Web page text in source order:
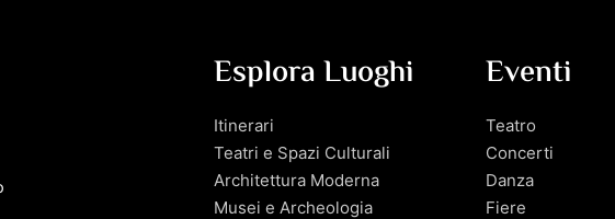
Esplora Luoghi
Itinerari
Teatri e Spazi Culturali
Architettura Moderna
Musei e Archeologia
Eventi
Teatro
Concerti
Danza
Fiere